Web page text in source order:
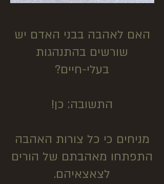
האם לאהבה בבני האדם יש
שורשים בהתנהגות
בעלי-חיים?
התשובה: כן!
מניחים כי כל צורות האהבה
התפתחו מאהבתם של הורים
לצאצאיהם.